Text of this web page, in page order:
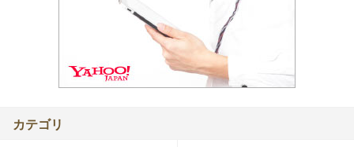
カテゴリ